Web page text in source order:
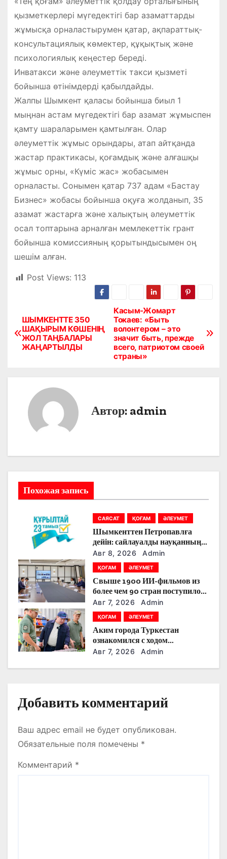
қызметкерлері мүгедектігі бар азаматтарды
жұмысқа орналастырумен қатар, ақпараттық-
консультациялық көмектер, құқықтық және
психологиялық кеңестер береді.
Инватакси және әлеуметтік такси қызметі
бойынша өтінімдерді қабылдайды.
Жалпы Шымкент қаласы бойынша биыл 1
мыңнан астам мүгедектігі бар азамат жұмыспен
қамту шараларымен қамтылған. Олар
әлеуметтік жұмыс орындары, атап айтқанда
жастар практикасы, қоғамдық және алғашқы
жұмыс орны, «Күміс жас» жобасымен
орналасты. Сонымен қатар 737 адам «Бастау
Бизнес» жобасы бойынша оқуға жолданып, 35
азамат жастарға және халықтың әлеуметтік
осал топтарына арналған мемлекеттік грант
бойынша комиссияның қорытындысымен оң
шешім алған.
Post Views: 113
Н
а
в
и
я
п
а
п
и
с
я
Касым-Жомарт
Токаев: «Быть
волонтером – это
значит быть, прежде
всего, патриотом своей
страны»
ШЫМКЕНТТЕ 350
ШАҚЫРЫМ КӨШЕНІҢ
ЖОЛ ТАҢБАЛАРЫ
ЖАҢАРТЫЛДЫ
Автор: admin
Похожая запись
САЯСАТ ҚОҒАМ ӘЛЕУМЕТ
Шымкенттен Петропавлға
дейін: сайлауалды науқанның
кезекті күнінде партияларды
қандай тақырыптар
тоғыстырды
Авг 8, 2026 Admin
ҚОҒАМ ӘЛЕУМЕТ
Свыше 1900 ИИ-фильмов из
более чем 90 стран поступило
на Astana AI Film Festival
Авг 7, 2026 Admin
ҚОҒАМ ӘЛЕУМЕТ
Аким города Туркестан
ознакомился с ходом
строительства военного
Авг 7, 2026 Admin
Добавить комментарий
Ваш адрес email не будет опубликован.
Обязательные поля помечены *
Комментарий *